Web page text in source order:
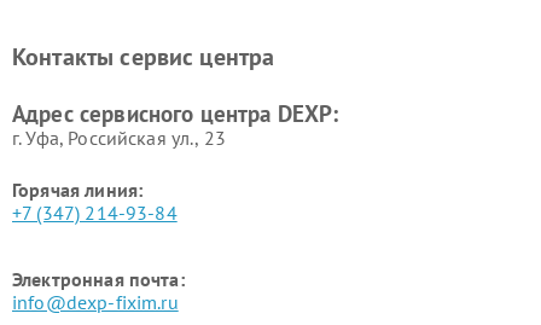
Ремонт серверов DEXP
Ремонт мини пк DEXP
Контакты сервис центра
Адрес сервисного центра DEXP:
г. Уфа, Российская ул., 23
Горячая линия:
+7 (347) 214-93-84
Электронная почта:
info@dexp-fixim.ru